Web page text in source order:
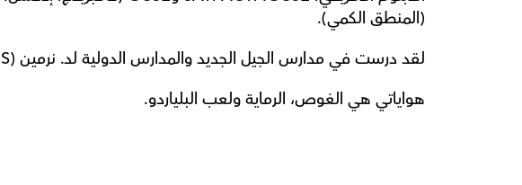
(المنطق الكمي).
لقد درست في مدارس الجيل الجديد والمدارس الدولية لد. نرمين (NIS).
هواياتي هي الغوص، الرماية ولعب البلياردو.